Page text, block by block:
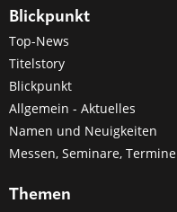
Blickpunkt
Top-News
Titelstory
Blickpunkt
Allgemein - Aktuelles
Namen und Neuigkeiten
Messen, Seminare, Termine
Themen